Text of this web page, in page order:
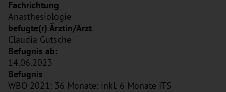
Anästhesiologie
Claudia Gutsche
14.06.2023
WBO 2021: 36 Monate: inkl. 6 Monate ITS